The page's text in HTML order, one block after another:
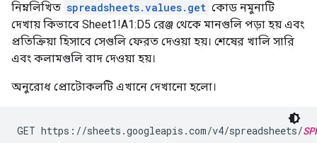
নিম্নলিখিত spreadsheets.values.get কোড নমুনাটি
দেখায় কিভাবে Sheet1!A1:D5 রেঞ্জ থেকে মানগুলি পড়া হয় এবং
প্রতিক্রিয়া হিসাবে সেগুলি ফেরত দেওয়া হয়। শেষের খালি সারি
এবং কলামগুলি বাদ দেওয়া হয়।
অনুরোধ প্রোটোকলটি এখানে দেখানো হলো।
GET https://sheets.googleapis.com/v4/spreadsheets/